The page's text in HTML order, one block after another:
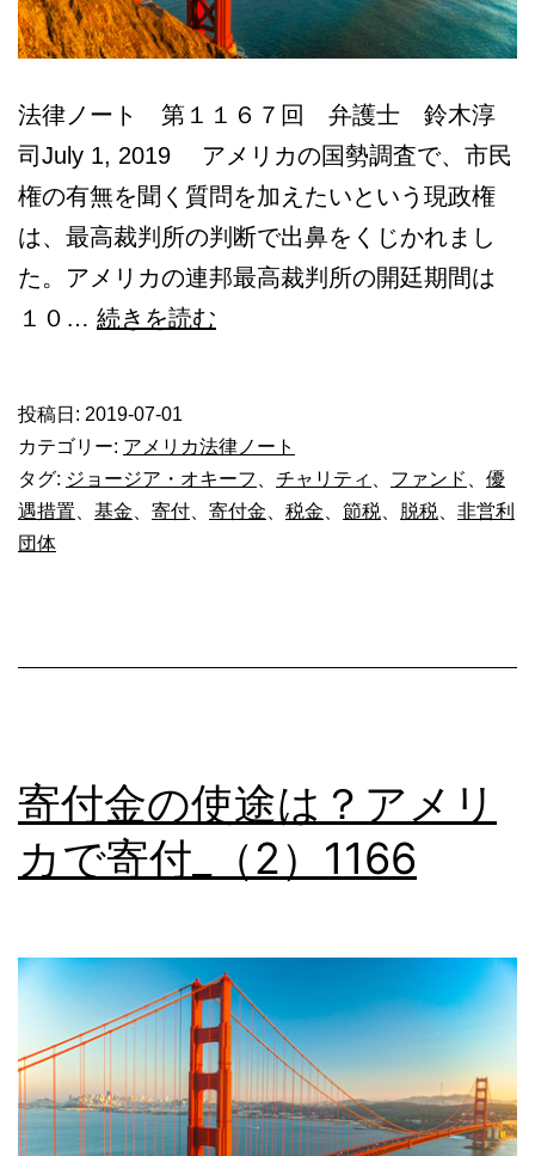
法律ノート 第１１６７回 弁護士 鈴木淳
司July 1, 2019 アメリカの国勢調査で、市民
権の有無を聞く質問を加えたいという現政権
は、最高裁判所の判断で出鼻をくじかれまし
た。アメリカの連邦最高裁判所の開廷期間は
１０… 続きを読む
の
使
途
寄
（3）
投稿日: 2019-07-01
カテゴリー: アメリカ法律ノート
タグ: ジョージア・オキーフ 、 チャリティ 、 ファンド 、 優
遇措置、 基金、 寄付、 寄付金、 税金、 節税、 脱税、 非営利
団体
寄付金の使途は？アメリ
カで寄付_（2）1166